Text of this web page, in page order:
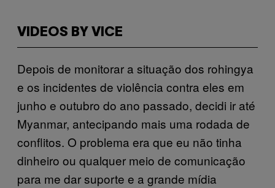
VIDEOS BY VICE
Depois de monitorar a situação dos rohingya
e os incidentes de violência contra eles em
junho e outubro do ano passado, decidi ir até
Myanmar, antecipando mais uma rodada de
conflitos. O problema era que eu não tinha
dinheiro ou qualquer meio de comunicação
para me dar suporte e a grande mídia